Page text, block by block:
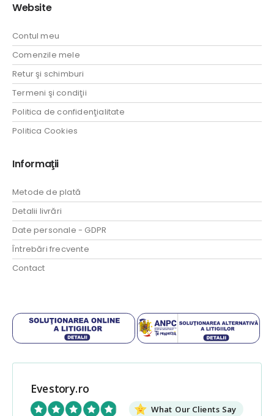
Website
Contul meu
Comenzile mele
Retur şi schimburi
Termeni şi condiţii
Politica de confidenţialitate
Politica Cookies
Informaţii
Metode de plată
Detalii livrări
Date personale - GDPR
Întrebări frecvente
Contact
Evestory.ro
What Our Clients Say